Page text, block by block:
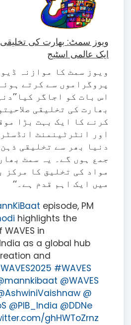
ویوز سمٹ: بھارت کی تخلیقی
ایک عالمی اسٹیج
ویوز سمٹ کا موازنہ
پروگراموں سے کرتے
اس بات کو اجاگر
بھارت کی تخلیقی
کرنے کا ایک بہت بڑا
اور انٹرٹینمنٹ
دنیا بھر سے تخلیقی
جمع ہوں گے۔ یہ سمٹ
مواد کی تخلیق کا مرکز
میں ایک اہم قدم ہے۔‘‘
episode, PM
highlights the
in
as a global hub
and
#WAVES
@WAVES
@
@PIB_India @DDNe
ghHWToZrnz